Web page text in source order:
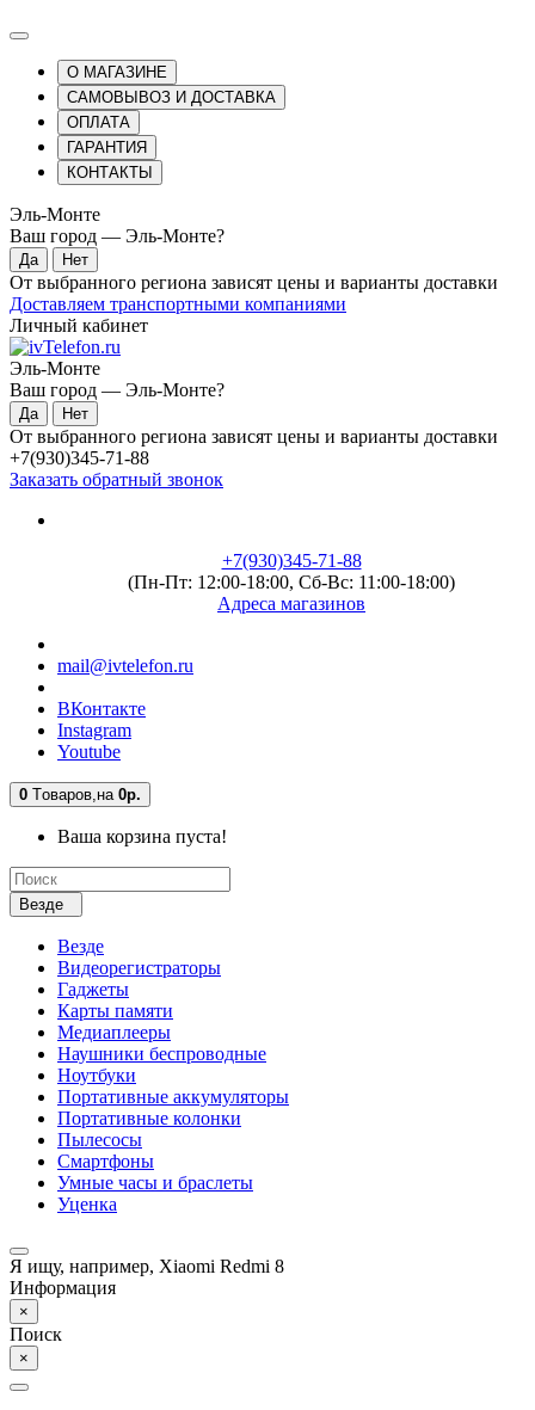
О МАГАЗИНЕ
САМОВЫВОЗ И ДОСТАВКА
ОПЛАТА
ГАРАНТИЯ
КОНТАКТЫ
Эль-Монте
Ваш город — Эль-Монте?
От выбранного региона зависят цены и варианты доставки
Доставляем транспортными компаниями
Личный кабинет
Эль-Монте
Ваш город — Эль-Монте?
От выбранного региона зависят цены и варианты доставки
+7(930)345-71-88
Заказать обратный звонок
+7(930)345-71-88
(Пн-Пт: 12:00-18:00, Сб-Вс: 11:00-18:00)
Адреса магазинов
mail@ivtelefon.ru
ВКонтакте
Instagram
Youtube
0 Tоваров,на 0р.
Ваша корзина пуста!
Везде
Везде
Видеорегистраторы
Гаджеты
Карты памяти
Медиаплееры
Наушники беспроводные
Ноутбуки
Портативные аккумуляторы
Портативные колонки
Пылесосы
Смартфоны
Умные часы и браслеты
Уценка
Я ищу, например, Xiaomi Redmi 8
Информация
×
Поиск
×